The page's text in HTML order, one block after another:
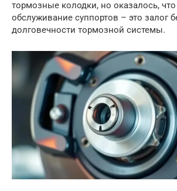
тормозные колодки, но оказалось, что
обслуживание суппортов – это залог
долговечности тормозной системы.